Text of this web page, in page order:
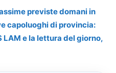
previste domani in
capoluoghi di provincia:
LAM e la lettura del giorno,